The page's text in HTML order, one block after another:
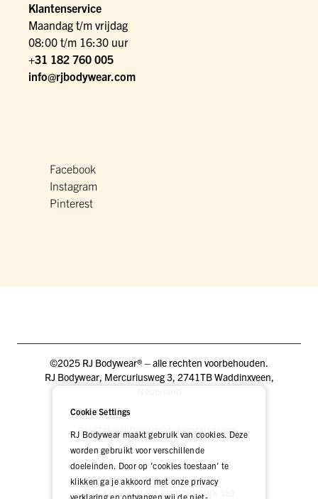
Klantenservice
Maandag t/m vrijdag
08:00 t/m 16:30 uur
+31 182 760 005
info@rjbodywear.com
Facebook
Instagram
Pinterest
©2025 RJ Bodywear® – alle rechten voorbehouden.
RJ Bodywear, Mercuriusweg 3, 2741TB Waddinxveen,
BlogZakelijkPers VacaturesDEALER LOGIN
Betaal veilig én gemakkelijk via
Cookie Settings
RJ Bodywear maakt gebruik van cookies. Deze
worden gebruikt voor verschillende
doeleinden. Door op 'cookies toestaan' te
klikken ga je akkoord met onze privacy
verklaring en ontvangen wij de niet-